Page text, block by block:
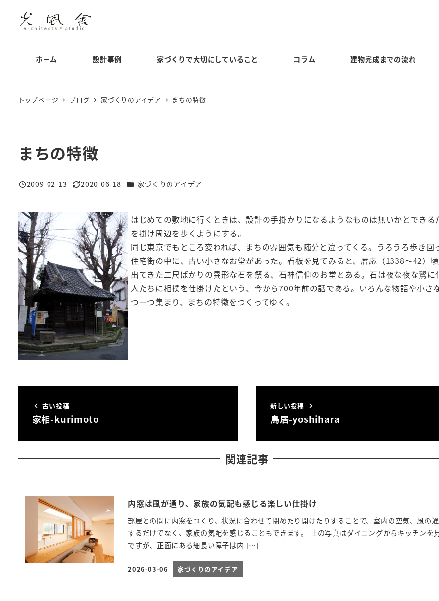
ホーム 設計事例 家づくりで大切にしていること コラム 建物完成までの流れ
トップページ ブログ 家づくりのアイデア まちの特徴
まちの特徴
投稿日
2009-02-13
更新日
2020-06-18 カテゴリー
家づくりのアイデア
はじめての敷地に行くときは、設計の手掛かりになるようなものは無いかとできる
を掛け周辺を歩くようにする。
同じ東京でもところ変われば、まちの雰囲気も随分と違ってくる。うろうろ歩き回
住宅街の中に、古い小さなお堂があった。看板を見てみると、暦応（1338～42）
出てきた二尺ばかりの異形な石を祭る、石神信仰のお堂とある。石は夜な夜な鷺に
人たちに相撲を仕掛けたという、今から700年前の話である。いろんな物語や小さ
つ一つ集まり、まちの特徴をつくってゆく。
古い投稿
家相-kurimoto
新しい投稿
鳥居-yoshihara
関連記事
内窓は風が通り、家族の気配も感じる楽しい仕掛け
部屋との間に内窓をつくり、状況に合わせて閉めたり開けたりすることで、室内の空気、風の通
するだけでなく、家族の気配を感じることもできます。 上の写真はダイニングからキッチンを
ですが、正面にある細長い障子は内 […]
投稿日
2026-03-06 家づくりのアイデア